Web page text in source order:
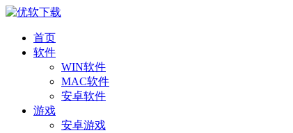
首页
软件
WIN软件
MAC软件
安卓软件
游戏
安卓游戏